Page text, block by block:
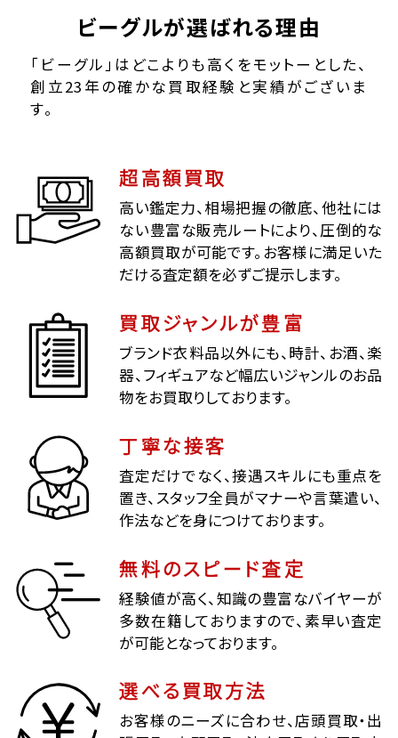
ビーグルが選ばれる理由
「ビーグル」はどこよりも高くをモットーとした、
創立23年の確かな買取経験と実績がございま
す。
超高額買取
高い鑑定力、相場把握の徹底、他社には
ない豊富な販売ルートにより、圧倒的な
高額買取が可能です。お客様に満足いた
だける査定額を必ずご提示します。
買取ジャンルが豊富
ブランド衣料品以外にも、時計、お酒、楽
器、フィギュアなど幅広いジャンルのお品
物をお買取りしております。
丁寧な接客
査定だけでなく、接遇スキルにも重点を
置き、スタッフ全員がマナーや言葉遣い、
作法などを身につけております。
無料のスピード査定
経験値が高く、知識の豊富なバイヤーが
多数在籍しておりますので、素早い査定
が可能となっております。
選べる買取方法
お客様のニーズに合わせ、店頭買取・出